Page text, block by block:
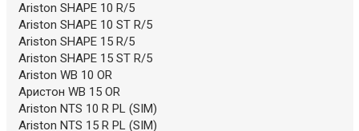
Ariston SHAPE 10 R/5
Ariston SHAPE 10 ST R/5
Ariston SHAPE 15 R/5
Ariston SHAPE 15 ST R/5
Ariston WB 10 OR
Аристон WB 15 OR
Ariston NTS 10 R PL (SIM)
Ariston NTS 15 R PL (SIM)